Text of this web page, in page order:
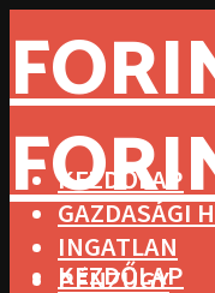
KEZDŐLAP
GAZDASÁGI
INGATLAN
PÉNZÜGY
KEZDŐLAP